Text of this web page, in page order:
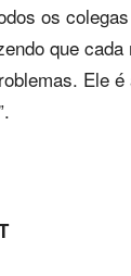
os
que
Ele é